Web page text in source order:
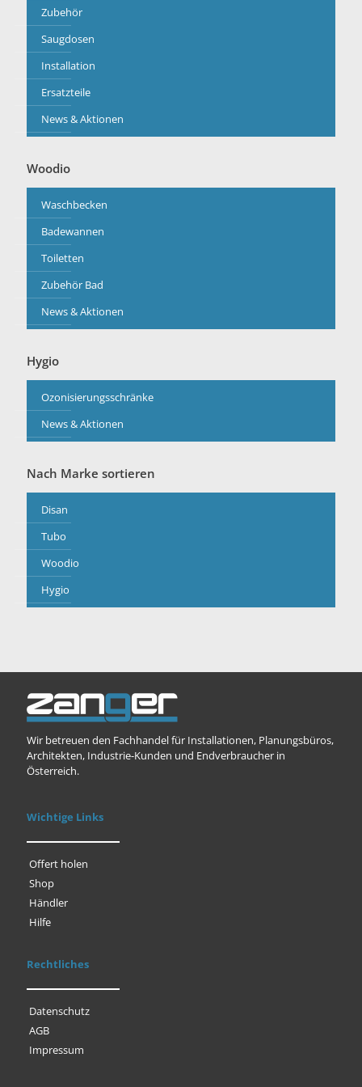
Zubehör
Saugdosen
Installation
Ersatzteile
News & Aktionen
Woodio
Waschbecken
Badewannen
Toiletten
Zubehör Bad
News & Aktionen
Hygio
Ozonisierungsschränke
News & Aktionen
Nach Marke sortieren
Disan
Tubo
Woodio
Hygio
Wir betreuen den Fachhandel für Installationen, Planungsbüros,
Architekten, Industrie-Kunden und Endverbraucher in
Österreich.
Wichtige Links
Offert holen
Shop
Händler
Hilfe
Rechtliches
Datenschutz
AGB
Impressum